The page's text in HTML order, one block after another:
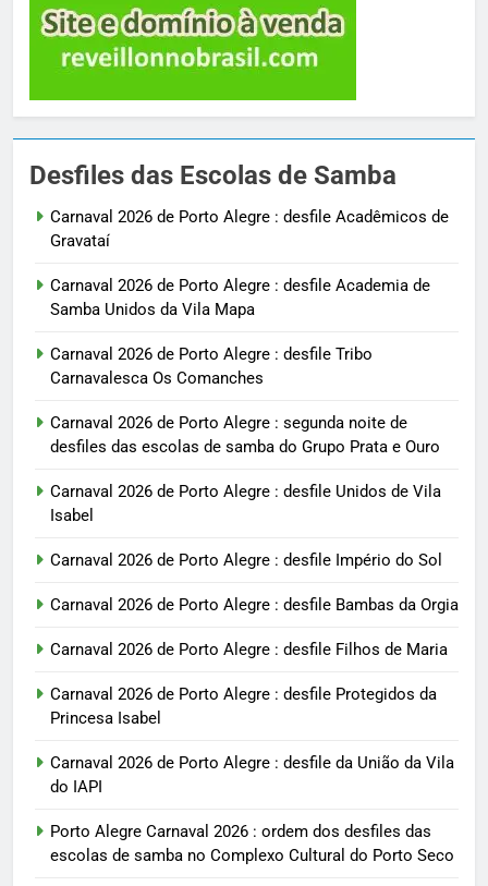
Desfiles das Escolas de Samba
Carnaval 2026 de Porto Alegre : desfile Acadêmicos de
Gravataí
Carnaval 2026 de Porto Alegre : desfile Academia de
Samba Unidos da Vila Mapa
Carnaval 2026 de Porto Alegre : desfile Tribo
Carnavalesca Os Comanches
Carnaval 2026 de Porto Alegre : segunda noite de
desfiles das escolas de samba do Grupo Prata e Ouro
Carnaval 2026 de Porto Alegre : desfile Unidos de Vila
Isabel
Carnaval 2026 de Porto Alegre : desfile Império do Sol
Carnaval 2026 de Porto Alegre : desfile Bambas da Orgia
Carnaval 2026 de Porto Alegre : desfile Filhos de Maria
Carnaval 2026 de Porto Alegre : desfile Protegidos da
Princesa Isabel
Carnaval 2026 de Porto Alegre : desfile da União da Vila
do IAPI
Porto Alegre Carnaval 2026 : ordem dos desfiles das
escolas de samba no Complexo Cultural do Porto Seco